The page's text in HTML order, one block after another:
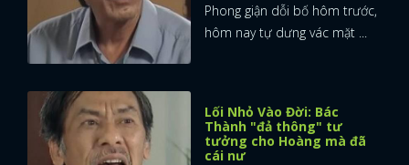
Phong giận dỗi bố hôm trước,
hôm nay tự dưng vác mặt ...
Lối Nhỏ Vào Đời: Bác
Thành "đả thông" tư
tưởng cho Hoàng mà đã
cái nư